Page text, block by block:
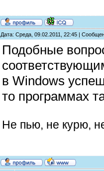
Дата: Среда, 09.02.2011, 22:45 |
Подобные
в Windows
то программах
Не пью, не курю,